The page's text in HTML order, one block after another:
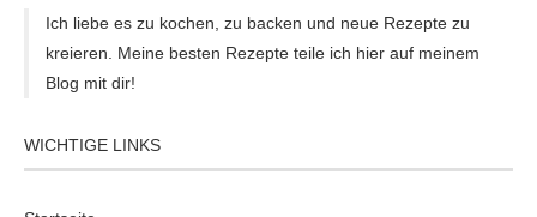
Ich liebe es zu kochen, zu backen und neue Rezepte zu
kreieren. Meine besten Rezepte teile ich hier auf meinem
Blog mit dir!
WICHTIGE LINKS